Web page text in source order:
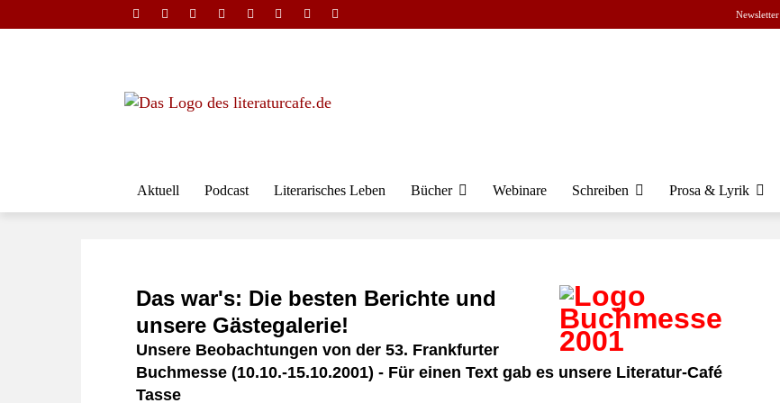
Newsletter
Aktuell Podcast Literarisches Leben Bücher Webinare Schreiben Prosa & Lyrik
Das war's: Die besten Berichte und
unsere Gästegalerie!
Unsere Beobachtungen von der 53. Frankfurter
Buchmesse (10.10.-15.10.2001) - Für einen Text gab es unsere Literatur-Café
Tasse